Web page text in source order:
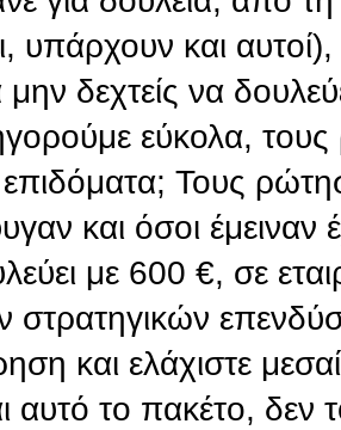
και αυτοί),
μην δεχτείς να
εύκολα,
επιδόματα; Τους
και όσοι
με 600 €, σε
στρατηγικών
και ελάχιστε
αυτό το πακέτο,